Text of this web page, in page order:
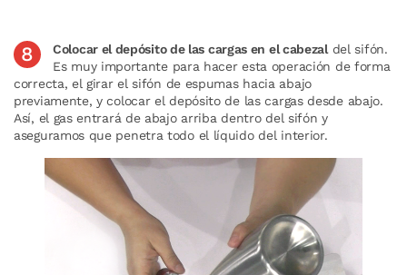
Colocar el depósito de las cargas en el cabezaldel sifón.
Es muy importante para hacer esta operación de forma
correcta, el girar el sifón de espumas hacia abajo
previamente, y colocar el depósito de las cargas desde abajo.
Así, el gas entrará de abajo arriba dentro del sifón y
aseguramos que penetra todo el líquido del interior.